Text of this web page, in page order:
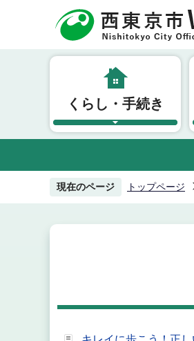
頭
くらし・手続き
現在のページ トップページ